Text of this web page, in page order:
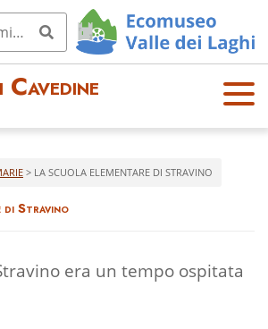
OPE
N
> LA SCUOLA ELEMENTARE DI STRAVINO
di Stravino
era un tempo ospitata